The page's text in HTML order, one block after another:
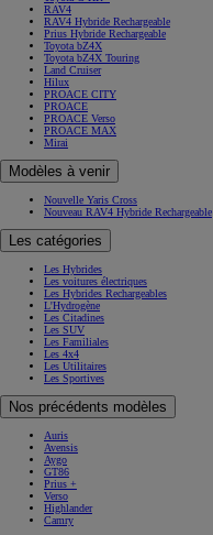
Toyota C-HR+
RAV4
RAV4 Hybride Rechargeable
Prius Hybride Rechargeable
Toyota bZ4X
Toyota bZ4X Touring
Land Cruiser
Hilux
PROACE CITY
PROACE
PROACE Verso
PROACE MAX
Mirai
Modèles à venir
Nouvelle Yaris Cross
Nouveau RAV4 Hybride Rechargeable
Les catégories
Les Hybrides
Les voitures électriques
Les Hybrides Rechargeables
L'Hydrogène
Les Citadines
Les SUV
Les Familiales
Les 4x4
Les Utilitaires
Les Sportives
Nos précédents modèles
Auris
Avensis
Aygo
GT86
Prius +
Verso
Highlander
Camry